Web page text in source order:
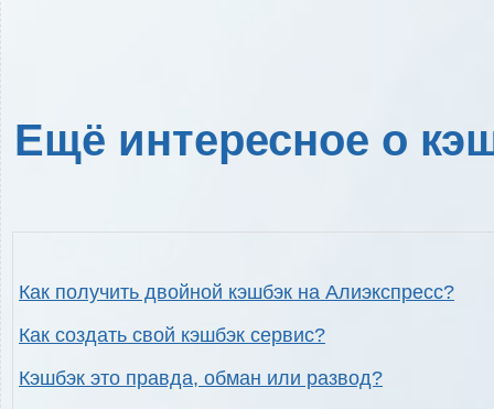
Ещё интересное о
Как получить двойной кэшбэк на Алиэкспресс?
Как создать свой кэшбэк сервис?
Кэшбэк это правда, обман или развод?